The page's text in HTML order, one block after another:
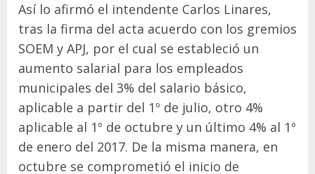
Así lo afirmó el intendente Carlos Linares,
tras la firma del acta acuerdo con los gremios
SOEM y APJ, por el cual se estableció un
aumento salarial para los empleados
municipales del 3% del salario básico,
aplicable a partir del 1º de julio, otro 4%
aplicable al 1º de octubre y un último 4% al 1º
de enero del 2017. De la misma manera, en
octubre se comprometió el inicio de